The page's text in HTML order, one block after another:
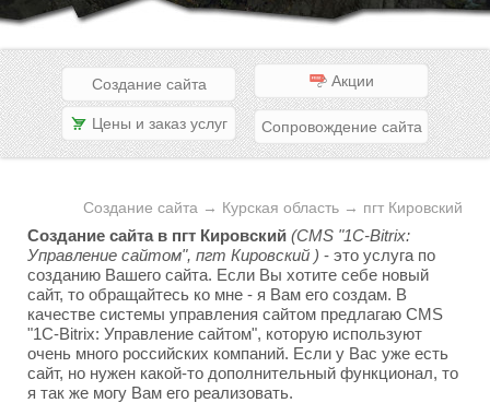
Создание сайта Акции
Цены и заказ услуг Сопровождение сайта
Создание сайта → Курская область → пгт Кировский
Создание сайта в пгт Кировский (CMS "1C-Bitrix:
Управление сайтом", пгт Кировский ) - это услуга по
созданию Вашего сайта. Если Вы хотите себе новый
сайт, то обращайтесь ко мне - я Вам его создам. В
качестве системы управления сайтом предлагаю CMS
"1C-Bitrix: Управление сайтом", которую используют
очень много российских компаний. Если у Вас уже есть
сайт, но нужен какой-то дополнительный функционал, то
я так же могу Вам его реализовать.